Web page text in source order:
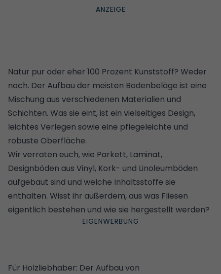
Natur pur oder eher 100 Prozent Kunststoff? Weder
noch. Der Aufbau der meisten Bodenbeläge ist eine
Mischung aus verschiedenen Materialien und
Schichten. Was sie eint, ist ein vielseitiges Design,
leichtes Verlegen sowie eine pflegeleichte und
robuste Oberfläche.
Wir verraten euch, wie Parkett, Laminat,
Designböden aus Vinyl, Kork- und Linoleumböden
aufgebaut sind und welche Inhaltsstoffe sie
enthalten. Wisst ihr außerdem, aus was Fliesen
eigentlich bestehen und wie sie hergestellt werden?
Für Holzliebhaber: Der Aufbau von